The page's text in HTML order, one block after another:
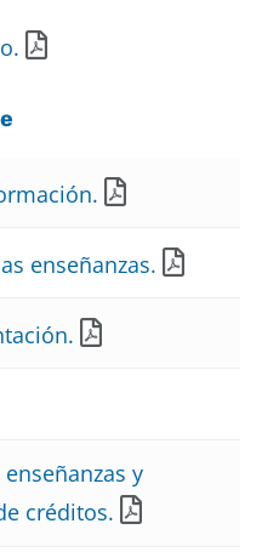
enseñanzas.
y
créditos.